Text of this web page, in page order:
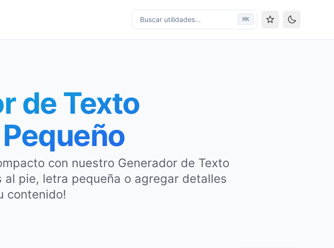
Buscar utilidades... ⌘K
Cambiar
de Texto
con nuestro Generador de Texto
al pie, letra pequeña o agregar detalles
contenido!